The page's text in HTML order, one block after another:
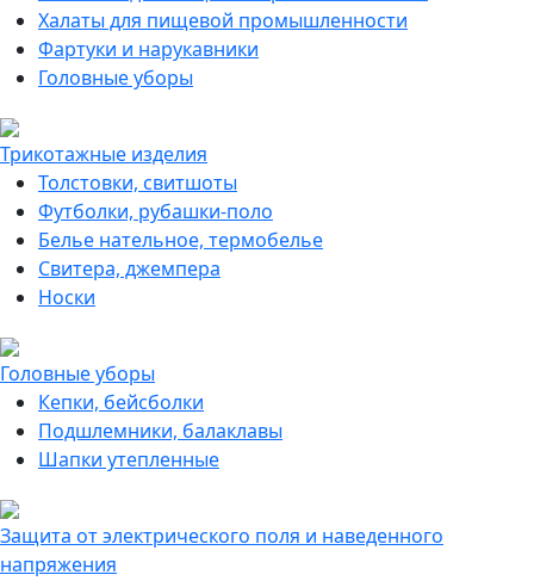
Халаты для пищевой промышленности
Фартуки и нарукавники
Головные уборы
Трикотажные изделия
Толстовки, свитшоты
Футболки, рубашки-поло
Белье нательное, термобелье
Свитера, джемпера
Носки
Головные уборы
Кепки, бейсболки
Подшлемники, балаклавы
Шапки утепленные
Защита от электрического поля и наведенного
напряжения